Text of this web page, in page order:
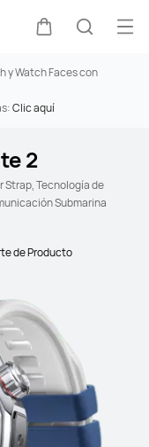
y Watch Faces con
Clic aquí
2
Strap, Tecnología de
Submarina
de Producto